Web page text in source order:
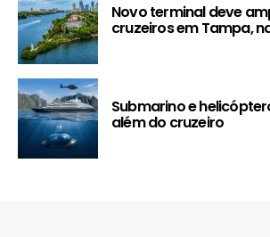
Novo terminal deve
cruzeiros em Tampa,
Submarino e
além do cruzeiro